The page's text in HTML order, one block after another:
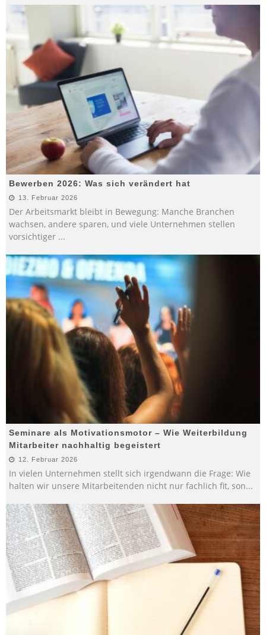
Bewerben 2026: Was sich verändert hat
13. Februar 2026
Der Arbeitsmarkt bleibt in Bewegung: Manche Branchen
wachsen, andere sparen, und viele Unternehmen stellen
vorsichtiger ...
Seminare als Motivationsmotor – Wie Weiterbildung
Mitarbeiter nachhaltig begeistert
12. Februar 2026
In vielen Unternehmen stellt sich irgendwann die Frage: Wie
halten wir unsere Mitarbeitenden nicht nur fachlich fit, son...